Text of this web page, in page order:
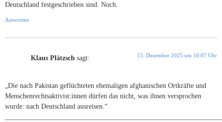
Deutschland festgeschrieben sind. Noch.
Antworten
Klaus Plätzsch sagt: 15. Dezember 2025 um 16:07 Uhr
„Die nach Pakistan geflüchteten ehemaligen afghanischen Ortkräfte und
Menschenrechtsaktivist:innen dürfen das nicht, was ihnen versprochen
wurde: nach Deutschland ausreisen.“